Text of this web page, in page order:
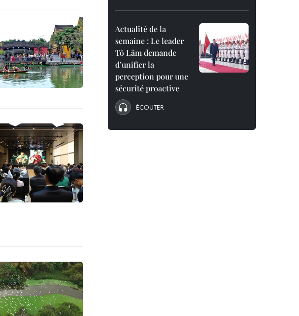
Actualité de la
semaine : Le leader
Tô Lâm demande
d’unifier la
perception pour une
sécurité proactive
ÉCOUTER